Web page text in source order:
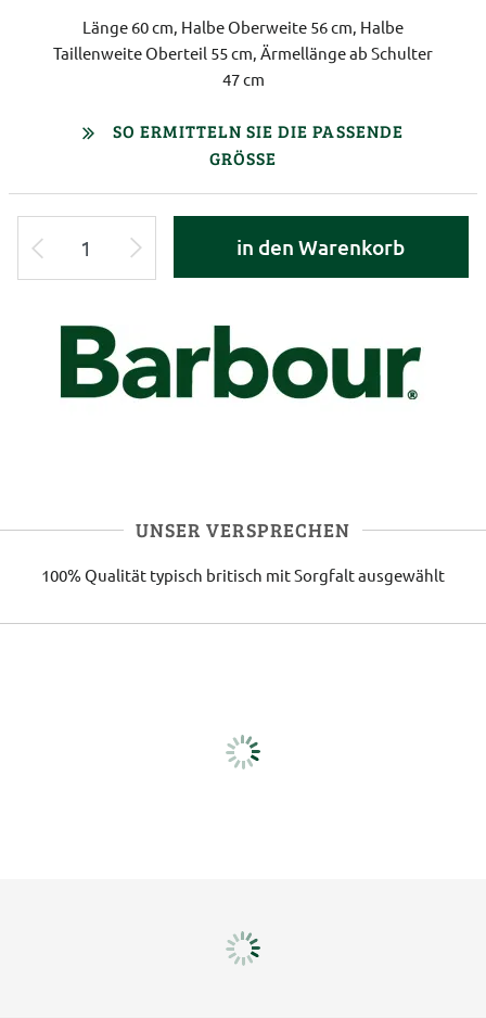
Länge 60 cm, Halbe Oberweite 56 cm, Halbe
Taillenweite Oberteil 55 cm, Ärmellänge ab Schulter
47 cm
SO ERMITTELN SIE DIE PASSENDE
GRÖSSE
in den Warenkorb
UNSER VERSPRECHEN
100% Qualität typisch britisch mit Sorgfalt ausgewählt